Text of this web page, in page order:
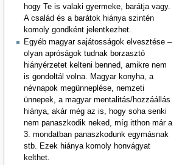
hogy Te is valaki gyermeke, barátja vagy.
A család és a barátok hiánya szintén
komoly gondként jelentkezhet.
Egyéb magyar sajátosságok elvesztése –
olyan apróságok tudnak borzasztó
hiányérzetet kelteni benned, amikre nem
is gondoltál volna. Magyar konyha, a
névnapok megünneplése, nemzeti
ünnepek, a magyar mentalitás/hozzáállás
hiánya, akár még az is, hogy soha senki
nem panaszkodik neked, míg itthon már a
3. mondatban panaszkodunk egymásnak
stb. Ezek hiánya komoly honvágyat
kelthet.